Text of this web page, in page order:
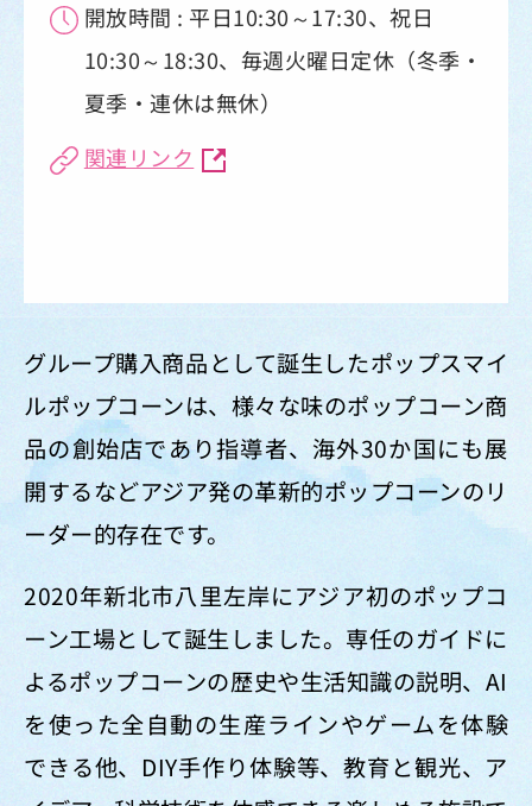
開放時間 : 平日10:30～17:30、祝日
10:30～18:30、毎週火曜日定休（冬季・
夏季・連休は無休）
関連リンク
グループ購入商品として誕生したポップスマイ
ルポップコーンは、様々な味のポップコーン商
品の創始店であり指導者、海外30か国にも展
開するなどアジア発の革新的ポップコーンのリ
ーダー的存在です。
2020年新北市八里左岸にアジア初のポップコ
ーン工場として誕生しました。専任のガイドに
よるポップコーンの歴史や生活知識の説明、AI
を使った全自動の生産ラインやゲームを体験
できる他、DIY手作り体験等、教育と観光、ア